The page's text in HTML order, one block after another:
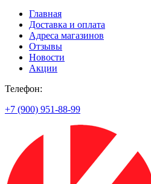
Главная
Доставка и оплата
Адреса магазинов
Отзывы
Новости
Акции
Телефон:
+7 (900) 951-88-99